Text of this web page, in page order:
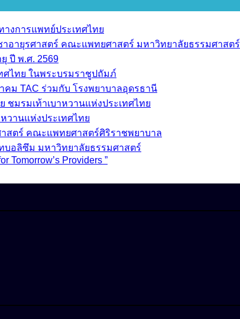
างการแพทย์ประเทศไทย
อายุรศาสตร์ คณะแพทยศาสตร์ มหาวิทยาลัยธรรมศาสตร์
ปี พ.ศ. 2569
ศไทย ในพระบรมราชูปถัมภ์
ม TAC ร่วมกับ โรงพยาบาลอุดรธานี
ชมรมเท้าเบาหวานแห่งประเทศไทย
วานแห่งประเทศไทย
าสตร์ คณะแพทยศาสตร์ศิริราชพยาบาล
บอลิซึม มหาวิทยาลัยธรรมศาสตร์
Tomorrow’s Providers ”